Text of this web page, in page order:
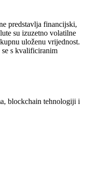
predstavlja financijski,
su izuzetno volatilne
uloženu vrijednost.
s kvalificiranim
blockchain tehnologiji i